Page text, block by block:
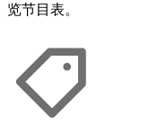
览节目表。